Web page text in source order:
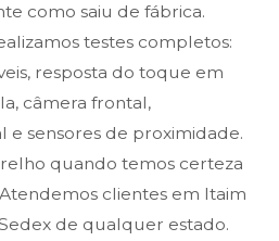
como saiu de fábrica.
testes completos:
resposta do toque em
câmera frontal,
e sensores de proximidade.
quando temos certeza
clientes em Itaim
de qualquer estado.